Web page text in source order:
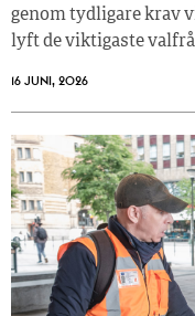
genom tydligare krav
lyft de viktigaste
16 JUNI, 2026